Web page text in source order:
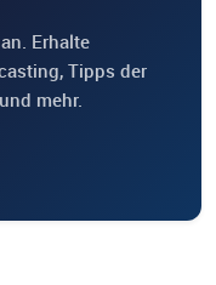
Erhalte
Tipps der
mehr.